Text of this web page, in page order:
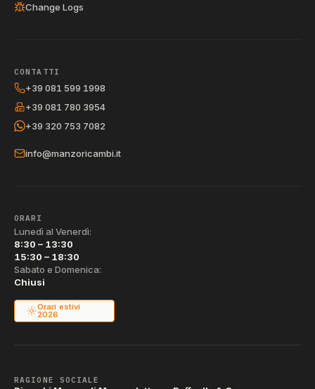
Change Logs
CONTATTI
+39 081 599 1998
+39 081 780 3954
+39 320 753 7082
info@manzoricambi.it
ORARI
Lunedì al Venerdì:
8:30 – 13:30
15:30 – 18:30
Sabato e Domenica:
Chiusi
Orari estivi
2026
RAGIONE SOCIALE